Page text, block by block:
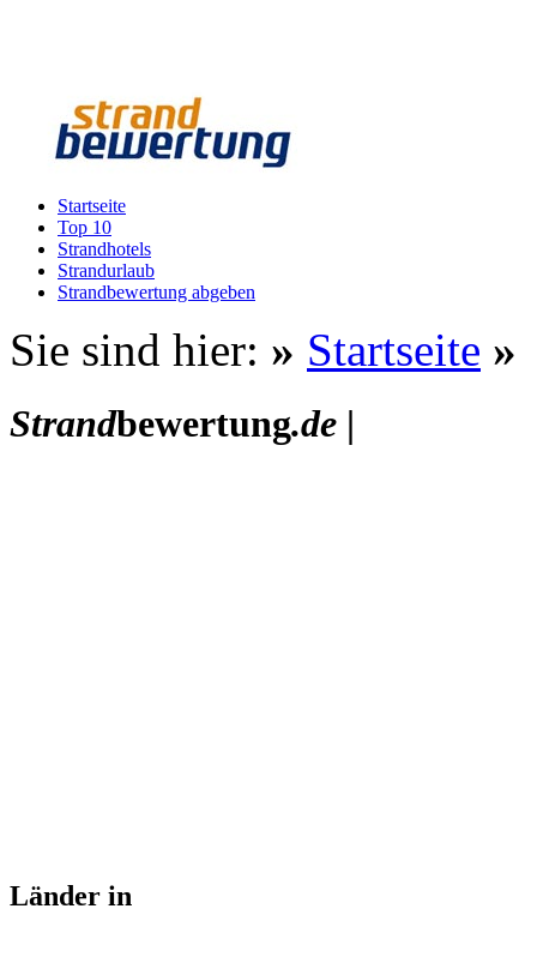
Startseite
Top 10
Strandhotels
Strandurlaub
Strandbewertung abgeben
Sie sind hier: » Startseite »
Strandbewertung.de |
Länder in